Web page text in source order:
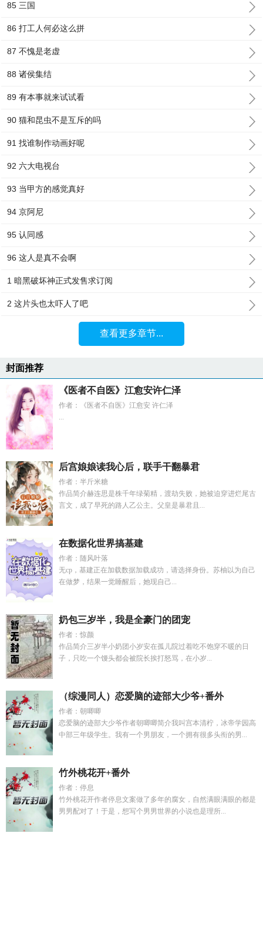
85 三国
86 打工人何必这么拼
87 不愧是老虚
88 诸侯集结
89 有本事就来试试看
90 猫和昆虫不是互斥的吗
91 找谁制作动画好呢
92 六大电视台
93 当甲方的感觉真好
94 京阿尼
95 认同感
96 这人是真不会啊
1 暗黑破坏神正式发售求订阅
2 这片头也太吓人了吧
查看更多章节...
封面推荐
《医者不自医》江愈安许仁泽
作者：《医者不自医》江愈安 许仁泽
...
后宫娘娘读我心后，联手干翻暴君
作者：半斤米糖
作品简介赫连思是株千年绿菊精，渡劫失败，她被迫穿进烂尾古
言文，成了早死的路人乙公主。父皇是暴君且...
在数据化世界搞基建
作者：随风叶落
无cp，基建正在加载数据加载成功，请选择身份。苏柚以为自己
在做梦，结果一觉睡醒后，她现自己...
奶包三岁半，我是全豪门的团宠
作者：惊颜
作品简介三岁半小奶团小岁安在孤儿院过着吃不饱穿不暖的日
子，只吃一个馒头都会被院长挨打怒骂，在小岁...
（综漫同人）恋爱脑的迹部大少爷+番外
作者：朝唧唧
恋爱脑的迹部大少爷作者朝唧唧简介我叫宫本清柠，冰帝学园高
中部三年级学生。我有一个男朋友，一个拥有很多头衔的男...
竹外桃花开+番外
作者：停息
竹外桃花开作者停息文案做了多年的腐女，自然满眼满眼的都是
男男配对了！于是，想写个男男世界的小说也是理所...